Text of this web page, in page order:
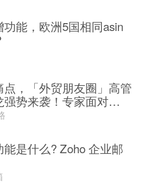
功能，欧洲5国相同asin
点，「外贸朋友圈」高管
强势来袭！专家面对
么? Zoho 企业邮